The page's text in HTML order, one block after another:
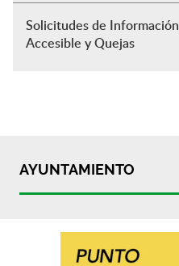
Solicitudes de Información
Accesible y Quejas
AYUNTAMIENTO